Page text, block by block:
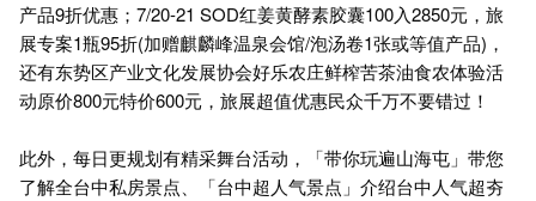
产品9折优惠；7/20-21 SOD红姜黄酵素胶囊100入2850元，旅
展专案1瓶95折(加赠麒麟峰温泉会馆/泡汤卷1张或等值产品)，
还有东势区产业文化发展协会好乐农庄鲜榨苦茶油食农体验活
动原价800元特价600元，旅展超值优惠民众千万不要错过！
此外，每日更规划有精采舞台活动，「带你玩遍山海屯」带您
了解全台中私房景点、「台中超人气景点」介绍台中人气超夯